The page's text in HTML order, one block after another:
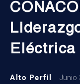
Eléctrica
Alto Perfil Junio